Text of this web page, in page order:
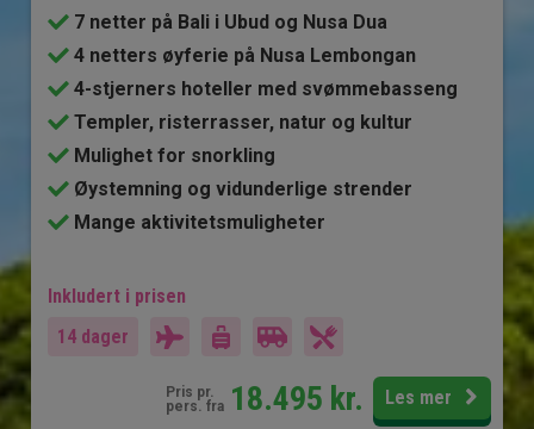
7 netter på Bali i Ubud og Nusa Dua
4 netters øyferie på Nusa Lembongan
4-stjerners hoteller med svømmebasseng
Templer, risterrasser, natur og kultur
Mulighet for snorkling
Øystemning og vidunderlige strender
Mange aktivitetsmuligheter
Inkludert i prisen
14 dager
Pris pr.
pers. fra 18.495 kr. Les mer